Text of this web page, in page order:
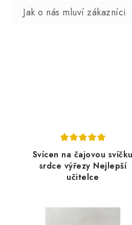
Svícen na čajovou svíčku
srdce výřezy Nejlepší
učitelce